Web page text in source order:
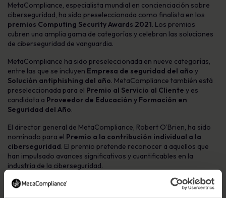
MetaCompliance, especialista mundial en concienciación sobre
ciberseguridad, ha sido preseleccionada como finalista en los
premios Computing Security Awards 2021. Los premios
cubren una amplia gama de categorías y celebran las soluciones
de ciberseguridad de vanguardia.
MetaCompliance ha sido preseleccionada en nueve categorías,
entre las que se incluyen Empresa de seguridad del año y
Solución antiphishing del año. MetaCompliance también está
preseleccionada para el Premio al Servicio al Cliente y es
candidata a Proveedor de Educación y Formación en
Seguridad del Año.
El director general de MetaCompliance, Robert O’Brien, ha sido
nominado para el Premio a la contribución individual a la
ciberseguridad. El premio pretende reconocer a aquellos que
han impulsado avances significativos y cuantificables en la
industria de la ciberseguridad.
Robert O’Brien, director general de MetaCompliance, comentó:
«Estamos encantados de haber sido preseleccionados por los